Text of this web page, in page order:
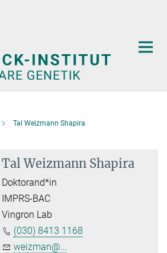
Tal Weizmann Shapira
Tal Weizmann Shapira
Doktorand*in
IMPRS-BAC
Vingron Lab
(030) 8413 1168
weizman@...